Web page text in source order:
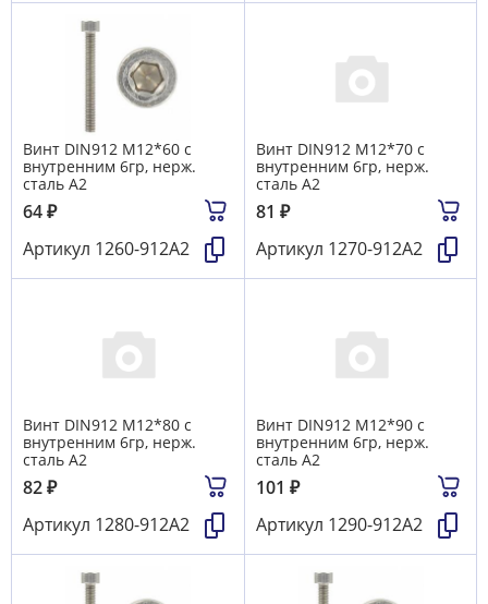
Винт DIN912 М12*60 с
внутренним 6гр, нерж.
сталь А2
64₽
Артикул 1260-912А2
Винт DIN912 М12*70 с
внутренним 6гр, нерж.
сталь А2
81 ₽
Артикул 1270-912А2
Винт DIN912 М12*80 с
внутренним 6гр, нерж.
сталь А2
82₽
Артикул 1280-912А2
Винт DIN912 М12*90 с
внутренним 6гр, нерж.
сталь А2
101 ₽
Артикул 1290-912А2